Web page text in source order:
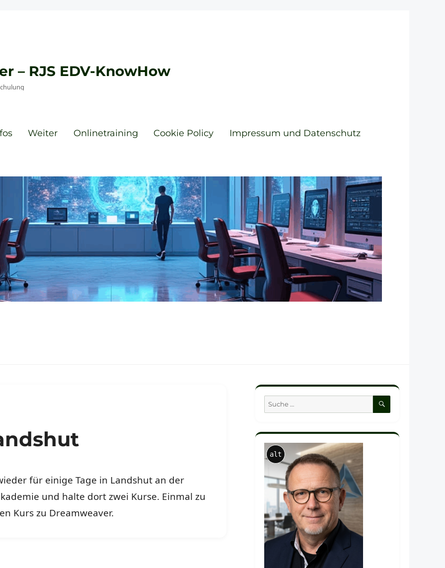
– RJS EDV-KnowHow
Weiter Onlinetraining Cookie Policy Impressum und Datenschutz
für einige Tage in Landshut an der
und halte dort zwei Kurse. Einmal zu
Kurs zu Dreamweaver.
Suche
nach:
SUCHEN
alt